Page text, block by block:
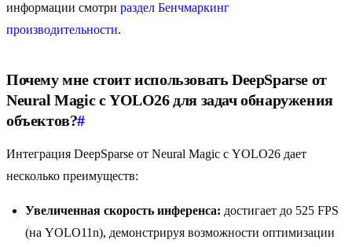
информации смотри раздел Бенчмаркинг
производительности.
Почему мне стоит использовать DeepSparse от
Neural Magic с YOLO26 для задач обнаружения
объектов?#
Интеграция DeepSparse от Neural Magic с YOLO26 дает
несколько преимуществ:
Увеличенная скорость инференса: достигает до 525 FPS
(на YOLO11n), демонстрируя возможности оптимизации